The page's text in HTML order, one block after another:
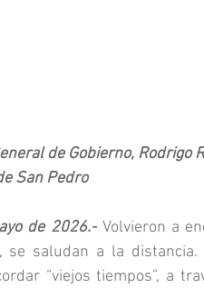
de Gobierno, Rodrigo
San Pedro
de 2026.- Volvieron a
se saludan a la
“viejos tiempos”, a